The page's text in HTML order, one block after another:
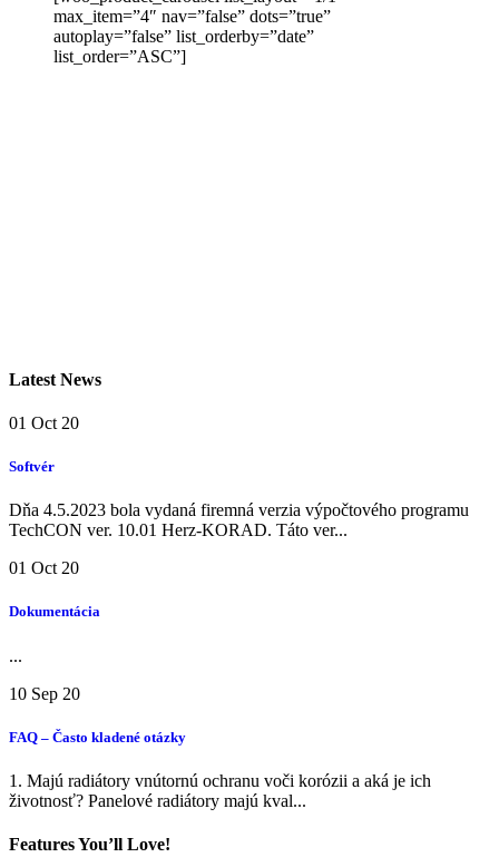
max_item=”4″ nav=”false” dots=”true”
autoplay=”false” list_orderby=”date”
list_order=”ASC”]
Latest News
01 Oct 20
Softvér
Dňa 4.5.2023 bola vydaná firemná verzia výpočtového programu
TechCON ver. 10.01 Herz-KORAD. Táto ver...
01 Oct 20
Dokumentácia
...
10 Sep 20
FAQ – Často kladené otázky
1. Majú radiátory vnútornú ochranu voči korózii a aká je ich
životnosť? Panelové radiátory majú kval...
Features You’ll Love!